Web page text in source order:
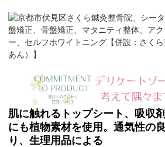
肌に触れるトップシート、吸収
にも植物素材を使用。通気性の
り、 生理用品による